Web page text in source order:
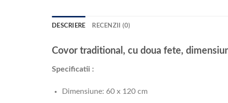
DESCRIERE RECENZII (0)
Covor traditional, cu doua fete,
Specificatii :
Dimensiune: 60 x 120 cm